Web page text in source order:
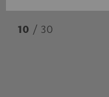
10 / 30